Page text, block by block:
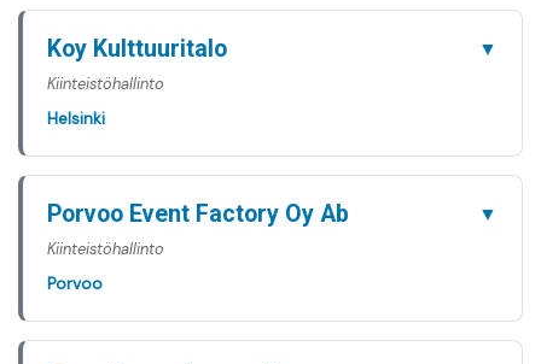
Koy Kulttuuritalo ▼
Kiinteistöhallinto
Helsinki
Porvoo Event Factory Oy Ab ▼
Kiinteistöhallinto
Porvoo